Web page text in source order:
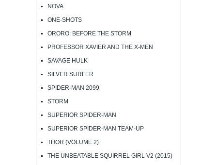
NOVA
ONE-SHOTS
ORORO: BEFORE THE STORM
PROFESSOR XAVIER AND THE X-MEN
SAVAGE HULK
SILVER SURFER
SPIDER-MAN 2099
STORM
SUPERIOR SPIDER-MAN
SUPERIOR SPIDER-MAN TEAM-UP
THOR (VOLUME 2)
THE UNBEATABLE SQUIRREL GIRL V2 (2015)